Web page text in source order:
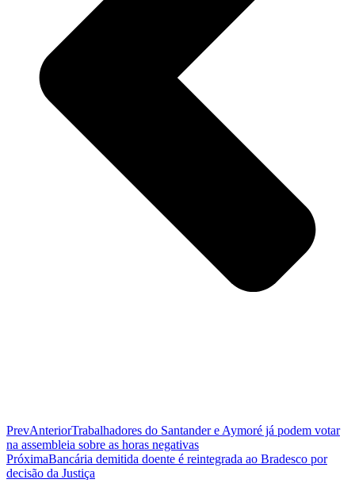
PrevAnteriorTrabalhadores do Santander e Aymoré já podem votar
na assembleia sobre as horas negativas
PróximaBancária demitida doente é reintegrada ao Bradesco por
decisão da Justiça